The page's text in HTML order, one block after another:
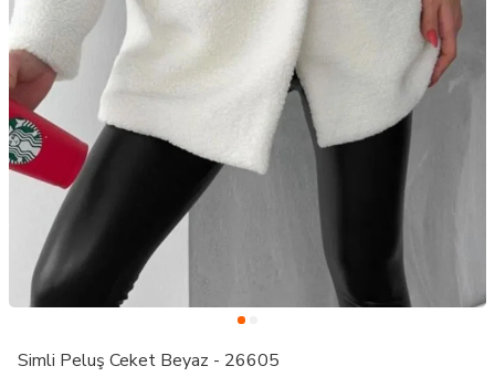
Simli Peluş Ceket Beyaz - 26605